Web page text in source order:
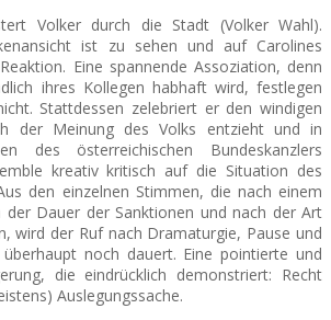
Volker durch die Stadt (Volker Wahl).
ist zu sehen und auf Carolines
Eine spannende Assoziation, denn
ihres Kollegen habhaft wird, festlegen
Stattdessen zelebriert er den windigen
der Meinung des Volks entzieht und in
des österreichischen Bundeskanzlers
kreativ kritisch auf die Situation des
den einzelnen Stimmen, die nach einem
der Dauer der Sanktionen und nach der Art
wird der Ruf nach Dramaturgie, Pause und
noch dauert. Eine pointierte und
die eindrücklich demonstriert: Recht
Auslegungssache.